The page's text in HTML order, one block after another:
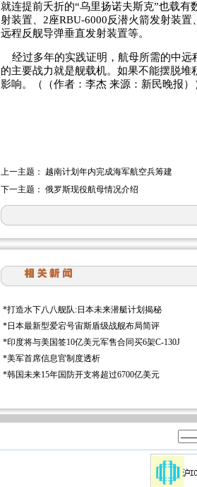
就连提前夭折的“乌里扬诺夫斯克”也载
射装置、2座RBU-6000反潜火箭发射装
远程反舰导弹垂直发射装置等。
经过多年的实践证明，航母所需的中远
的主要战力就是舰载机。如果不能摆脱
影响。（（作者：李杰 来源：新民晚报）
上一主题： 越南计划年内完成海军航空兵筹建
下一主题： 俄罗斯现役航母情况介绍
*打造水下八八舰队:日本未来潜艇计划揭秘
*日本最新型爱宕号宙斯盾级战舰布局简评
*印度将与美国签10亿美元军售合同买6架C-130J
*美军首席信息官制度透析
*韩国未来15年国防开支将超过6700亿美元